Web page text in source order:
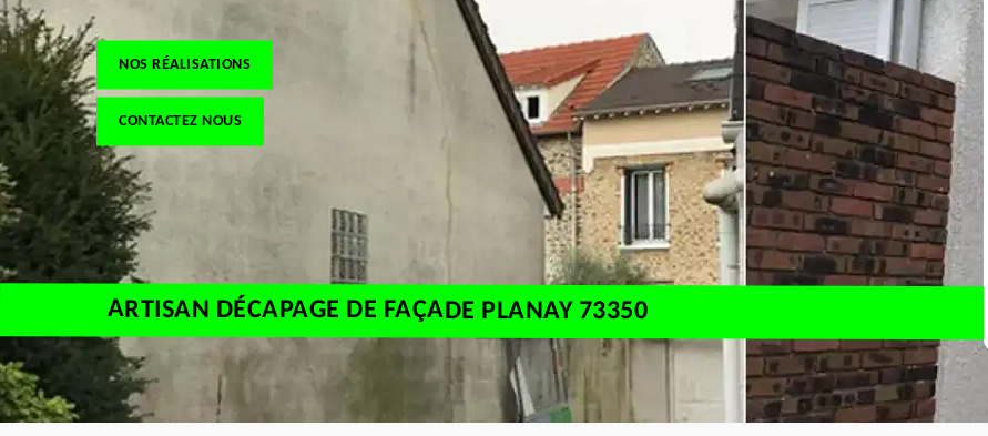
NOS RÉALISATIONS
CONTACTEZ NOUS
ARTISAN DÉCAPAGE DE FAÇADE PLANAY 73350